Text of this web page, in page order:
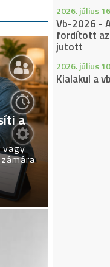
a
2026. július
Vb-2026 -
fordított az
jutott
2026. július
Kialakul a